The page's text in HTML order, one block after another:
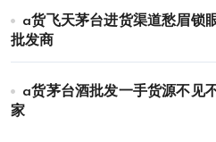
a货飞天茅台进货渠道愁眉锁
批发商
a货茅台酒批发一手货源不见
家